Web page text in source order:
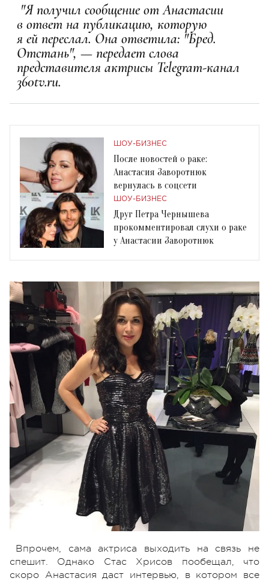
"Я получил сообщение от Анастасии
в ответ на публикацию, которую
я ей переслал. Она ответила: "Бред.
Отстань", — передает слова
представителя актрисы Telegram-канал
360tv.ru.
ШОУ-БИЗНЕС
После новостей о раке:
Анастасия Заворотнюк
вернулась в соцсети
ШОУ-БИЗНЕС
Друг Петра Чернышева
прокомментировал слухи о раке
у Анастасии Заворотнюк
Впрочем, сама актриса выходить на связь не
спешит. Однако Стас Хрисов пообещал, что
скоро Анастасия даст интервью, в котором все